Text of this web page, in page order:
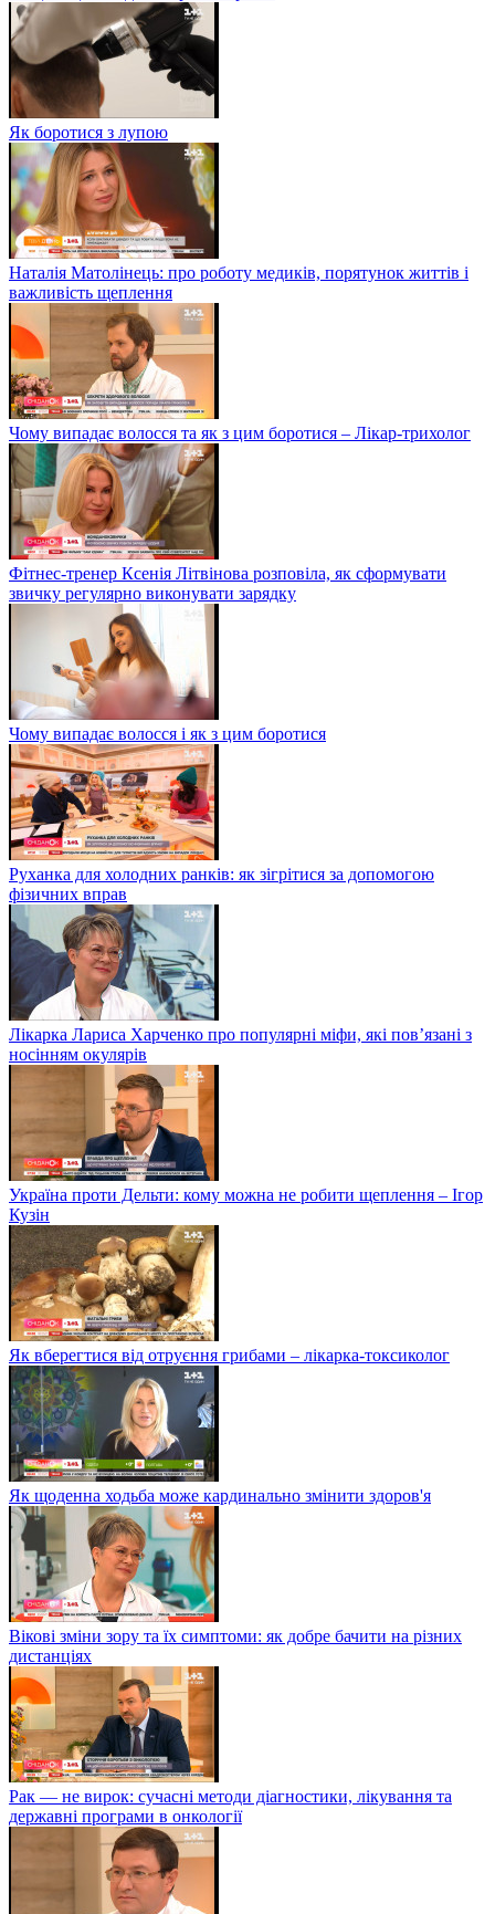
Як боротися з лупою
Наталія Матолінець: про роботу медиків, порятунок життів і
важливість щеплення
Чому випадає волосся та як з цим боротися – Лікар-трихолог
Фітнес-тренер Ксенія Літвінова розповіла, як сформувати
звичку регулярно виконувати зарядку
Чому випадає волосся і як з цим боротися
Руханка для холодних ранків: як зігрітися за допомогою
фізичних вправ
Лікарка Лариса Харченко про популярні міфи, які пов’язані з
носінням окулярів
Україна проти Дельти: кому можна не робити щеплення – Ігор
Кузін
Як вберегтися від отруєння грибами – лікарка-токсиколог
Як щоденна ходьба може кардинально змінити здоров'я
Вікові зміни зору та їх симптоми: як добре бачити на різних
дистанціях
Рак — не вирок: сучасні методи діагностики, лікування та
державні програми в онкології